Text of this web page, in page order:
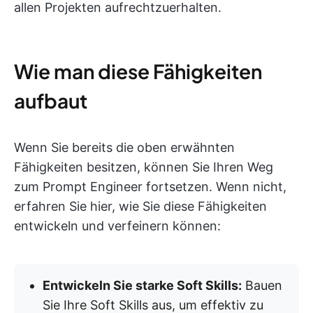
allen Projekten aufrechtzuerhalten.
Wie man diese Fähigkeiten
aufbaut
Wenn Sie bereits die oben erwähnten
Fähigkeiten besitzen, können Sie Ihren Weg
zum Prompt Engineer fortsetzen. Wenn nicht,
erfahren Sie hier, wie Sie diese Fähigkeiten
entwickeln und verfeinern können:
Entwickeln Sie starke Soft Skills: Bauen
Sie Ihre Soft Skills aus, um effektiv zu